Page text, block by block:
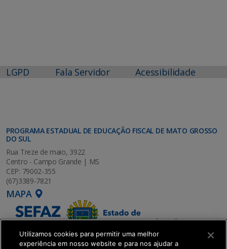
LGPD Fala Servidor Acessibilidade
PROGRAMA ESTADUAL DE EDUCAÇÃO FISCAL DE MATO GROSSO
DO SUL
Rua Treze de maio, 3922
Centro - Campo Grande | MS
CEP: 79002-355
(67)3389-7821
MAPA
Utilizamos cookies para permitir uma melhor
experiência em nosso website e para nos ajudar a